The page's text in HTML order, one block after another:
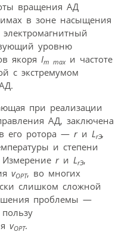
вращения АД
в зоне насыщения
уровню
якоря Im maxи частоте
с экстремумом
при реализации
АД, заключена
его ротора — rи LrЭ,
и степени
rи LrЭ,
vОРТ, во многих
слишком сложной
проблемы —
vОРТ.